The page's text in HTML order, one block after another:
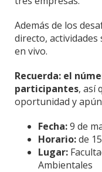
Además de los
directo,
en vivo.
Recuerda: el
participantes, así
oportunidad y
Fecha:9 de
Horario:de
Lugar:
Ambientales